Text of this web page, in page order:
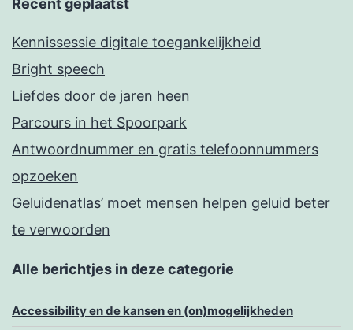
Recent geplaatst
Kennissessie digitale toegankelijkheid
Bright speech
Liefdes door de jaren heen
Parcours in het Spoorpark
Antwoordnummer en gratis telefoonnummers
opzoeken
Geluidenatlas’ moet mensen helpen geluid beter
te verwoorden
Alle berichtjes in deze categorie
Accessibility en de kansen en (on)mogelijkheden